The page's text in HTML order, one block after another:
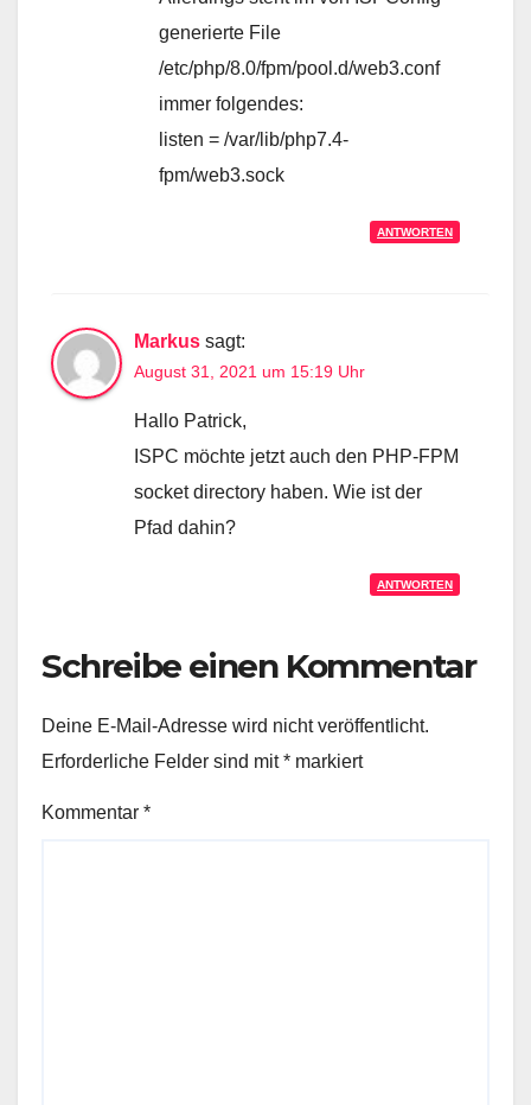
generierte File
/etc/php/8.0/fpm/pool.d/web3.conf
immer folgendes:
listen = /var/lib/php7.4-
fpm/web3.sock
ANTWORTEN
Markus sagt:
August 31, 2021 um 15:19 Uhr
Hallo Patrick,
ISPC möchte jetzt auch den PHP-FPM
socket directory haben. Wie ist der
Pfad dahin?
ANTWORTEN
Schreibe einen Kommentar
Deine E-Mail-Adresse wird nicht veröffentlicht.
Erforderliche Felder sind mit* markiert
Kommentar *